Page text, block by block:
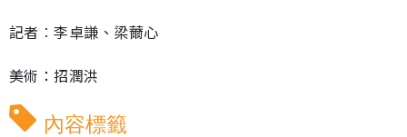
記者︰李卓謙、梁薾心
美術：招潤洪
內容標籤